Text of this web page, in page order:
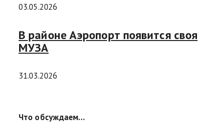
03.05.2026
В районе Аэропорт появится своя
МУЗА
31.03.2026
Что обсуждаем…